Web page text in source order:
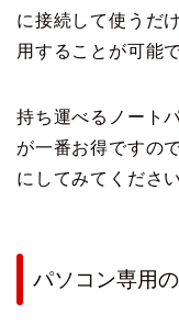
に接続して使うだ
用することが可能で
持ち運べるノート
が一番お得ですの
にしてみてください
パソコン専用